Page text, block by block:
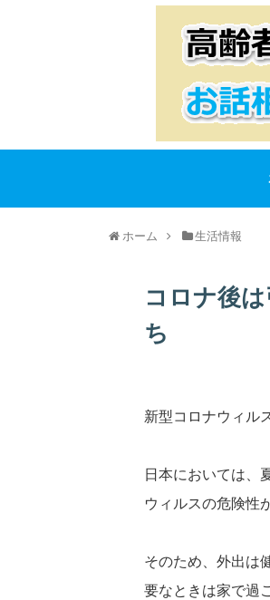
ホーム 生活情報
コロナ後
ち
新型コロナウィル
日本においては、
ウィルスの危険性
そのため、外出は
要なときは家で過